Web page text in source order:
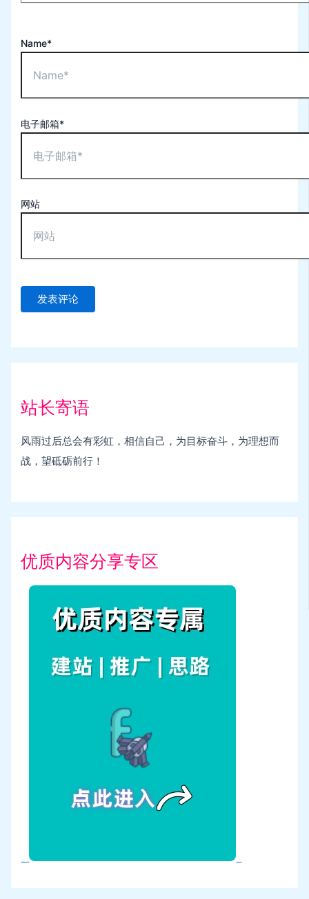
Name*
电子邮箱*
网站
站长寄语
风雨过后总会有彩虹，相信自己，为目标奋斗，为理想而
战，望砥砺前行！
优质内容分享专区